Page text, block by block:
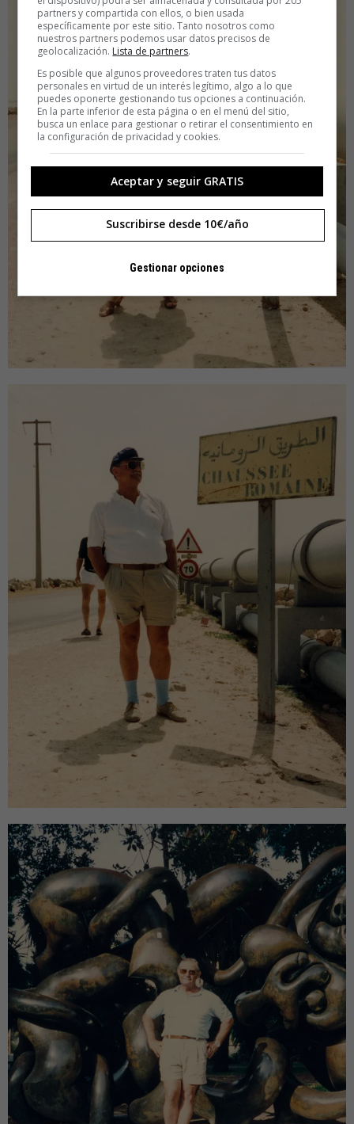
partners y compartida con ellos, o bien usada
específicamente por este sitio. Tanto nosotros como
nuestros partners podemos usar datos precisos de
geolocalización. Lista de partners.
Es posible que algunos proveedores traten tus datos
personales en virtud de un interés legítimo, algo a lo que
puedes oponerte gestionando tus opciones a continuación.
En la parte inferior de esta página o en el menú del sitio,
busca un enlace para gestionar o retirar el consentimiento en
la configuración de privacidad y cookies.
Aceptar y seguir GRATIS
Suscribirse desde 10€/año
Gestionar opciones